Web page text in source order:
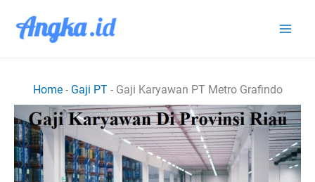
Home- Gaji PT- Gaji Karyawan PT Metro Grafindo